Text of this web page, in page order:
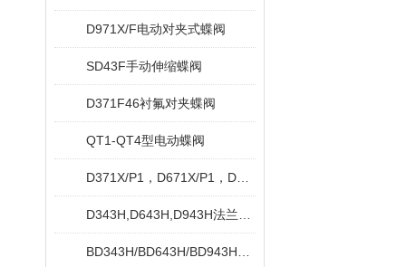
D971X/F电动对夹式蝶阀
SD43F手动伸缩蝶阀
D371F46衬氟对夹蝶阀
QT1-QT4型电动蝶阀